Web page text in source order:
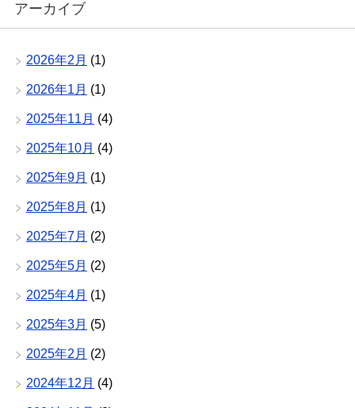
アーカイブ
2026年2月 (1)
2026年1月 (1)
2025年11月 (4)
2025年10月 (4)
2025年9月 (1)
2025年8月 (1)
2025年7月 (2)
2025年5月 (2)
2025年4月 (1)
2025年3月 (5)
2025年2月 (2)
2024年12月 (4)